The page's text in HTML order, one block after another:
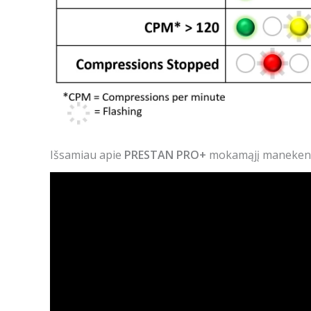
Išsamiau apie PRESTAN PRO+ mokamąjį